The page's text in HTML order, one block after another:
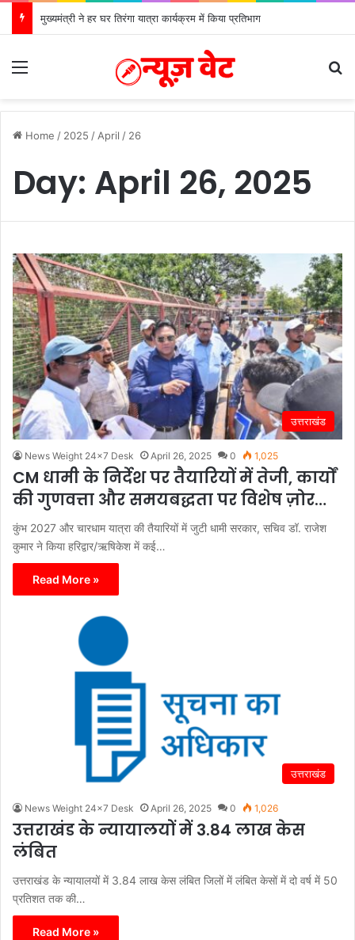
मुख्यमंत्री ने हर घर तिरंगा यात्रा कार्यक्रम में किया प्रतिभाग
Home / 2025 / April / 26
Day: April 26, 2025
उत्तराखंड
News Weight 24x7 Desk April 26, 2025 0 1,025
CM धामी के निर्देश पर तैयारियों में तेजी, कार्यों
की गुणवत्ता और समयबद्धता पर विशेष ज़ोर…
कुंभ 2027 और चारधाम यात्रा की तैयारियों में जुटी धामी सरकार, सचिव डॉ. राजेश
कुमार ने किया हरिद्वार/ऋषिकेश में कई…
Read More »
उत्तराखंड
News Weight 24x7 Desk April 26, 2025 0 1,026
उत्तराखंड के न्यायालयों में 3.84 लाख केस
लंबित
उत्तराखंड के न्यायालयों में 3.84 लाख केस लंबित जिलों में लंबित केसों में दो वर्ष में 50
प्रतिशत तक की…
Read More »